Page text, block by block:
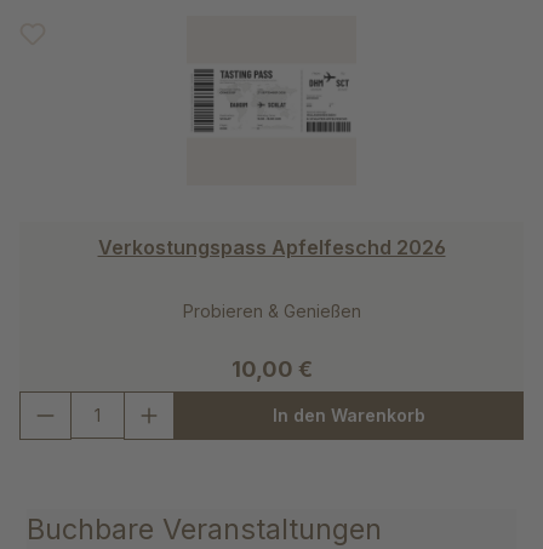
Verkostungspass Apfelfeschd 2026
Probieren & Genießen
10,00 €
In den Warenkorb
Buchbare Veranstaltungen